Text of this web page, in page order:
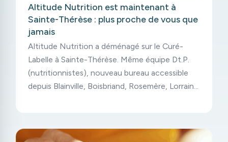
Altitude Nutrition est maintenant à
Sainte-Thérèse : plus proche de vous que
jamais
Altitude Nutrition a déménagé sur le Curé-
Labelle à Sainte-Thérèse. Même équipe Dt.P.
(nutritionnistes), nouveau bureau accessible
depuis Blainville, Boisbriand, Rosemère, Lorraine